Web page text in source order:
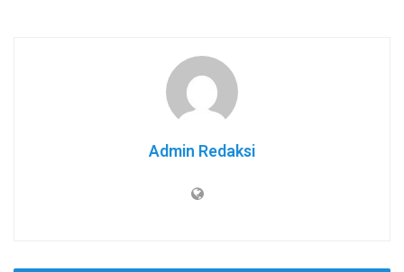
Admin Redaksi